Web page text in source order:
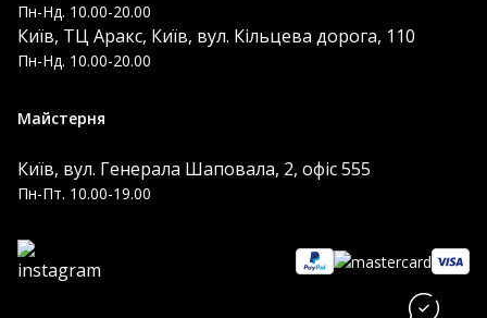
Пн-Нд. 10.00-20.00
Київ, ТЦ Аракс, Київ, вул. Кільцева дорога, 110
Пн-Нд. 10.00-20.00
Майстерня
Київ, вул. Генерала Шаповала, 2, офіс 555
Пн-Пт. 10.00-19.00